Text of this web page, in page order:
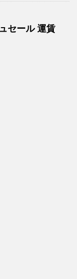
セール 運賃